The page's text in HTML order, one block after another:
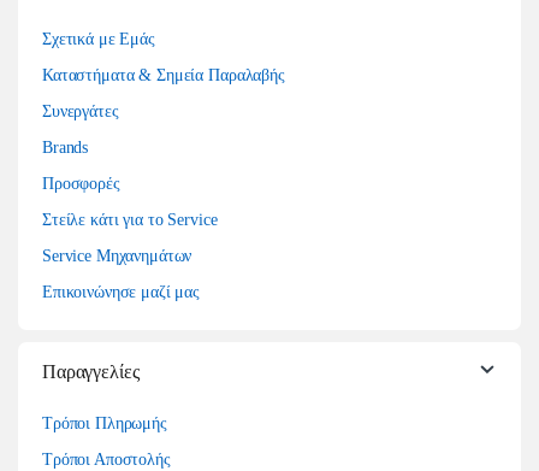
Σχετικά με Εμάς
Καταστήματα & Σημεία Παραλαβής
Συνεργάτες
Brands
Προσφορές
Στείλε κάτι για το Service
Service Μηχανημάτων
Επικοινώνησε μαζί μας
Παραγγελίες
Τρόποι Πληρωμής
Τρόποι Αποστολής